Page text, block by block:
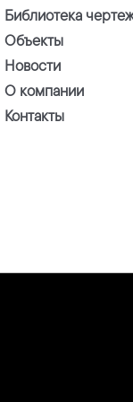
Библиотека
Объекты
Новости
О компании
Контакты